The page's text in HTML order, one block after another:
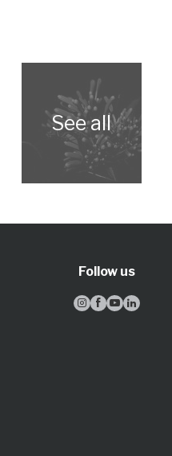
Follow us
   